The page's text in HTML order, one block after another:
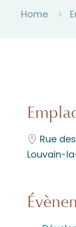
Home
Rue
Louvain-